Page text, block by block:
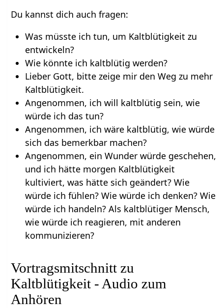
Du kannst dich auch fragen:
Was müsste ich tun, um Kaltblütigkeit zu
entwickeln?
Wie könnte ich kaltblütig werden?
Lieber Gott, bitte zeige mir den Weg zu mehr
Kaltblütigkeit.
Angenommen, ich will kaltblütig sein, wie
würde ich das tun?
Angenommen, ich wäre kaltblütig, wie würde
sich das bemerkbar machen?
Angenommen, ein Wunder würde geschehen,
und ich hätte morgen Kaltblütigkeit
kultiviert, was hätte sich geändert? Wie
würde ich fühlen? Wie würde ich denken? Wie
würde ich handeln? Als kaltblütiger Mensch,
wie würde ich reagieren, mit anderen
kommunizieren?
Vortragsmitschnitt zu
Kaltblütigkeit - Audio zum
Anhören